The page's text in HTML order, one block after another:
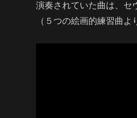
演奏されていた曲は、セ
（５つの絵画的練習曲よ